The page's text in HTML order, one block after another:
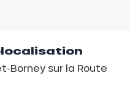
Borney sur la Route